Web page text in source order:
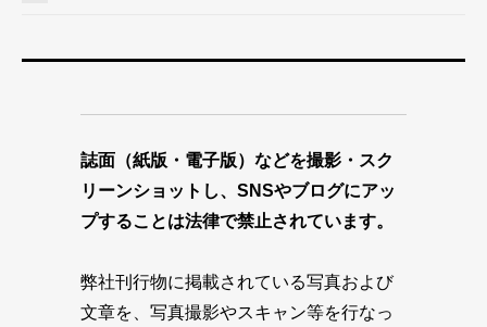
誌面（紙版・電子版）などを撮影・スク
リーンショットし、SNSやブログにアッ
プすることは法律で禁止されています。
弊社刊行物に掲載されている写真および
文章を、写真撮影やスキャン等を行なっ